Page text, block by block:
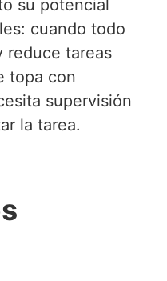
su potencial
cuando todo
reduce tareas
topa con
supervisión
la tarea.